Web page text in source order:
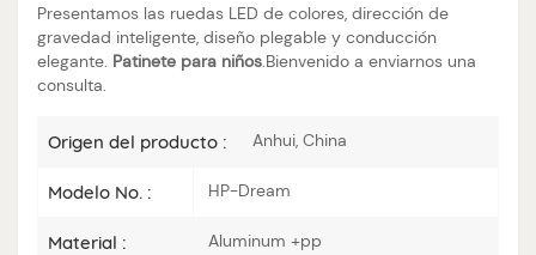
Presentamos las ruedas LED de colores, dirección de
gravedad inteligente, diseño plegable y conducción
elegante. Patinete para niños .Bienvenido a enviarnos una
consulta.
Origen del producto : Anhui, China
Modelo No. : HP-Dream
Material : Aluminum +pp